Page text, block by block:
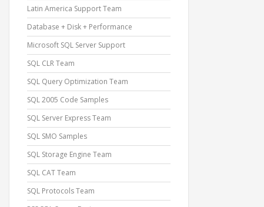
Latin America Support Team
Database + Disk + Performance
Microsoft SQL Server Support
SQL CLR Team
SQL Query Optimization Team
SQL 2005 Code Samples
SQL Server Express Team
SQL SMO Samples
SQL Storage Engine Team
SQL CAT Team
SQL Protocols Team